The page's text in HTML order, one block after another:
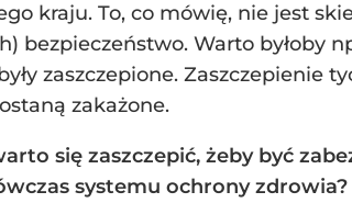
kraju. To, co mówię, nie jest
bezpieczeństwo. Warto byłoby
zaszczepione. Zaszczepienie
zakażone.
się zaszczepić, żeby być
systemu ochrony zdrowia?